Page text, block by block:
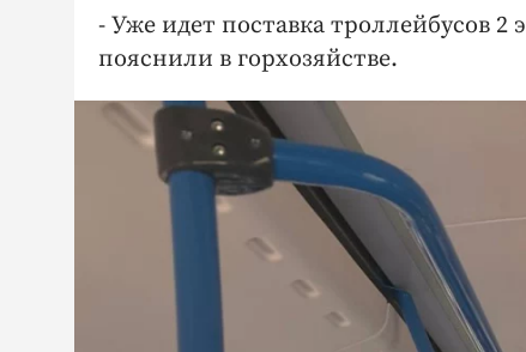
- Уже идет поставка троллейбусов
пояснили в горхозяйстве.